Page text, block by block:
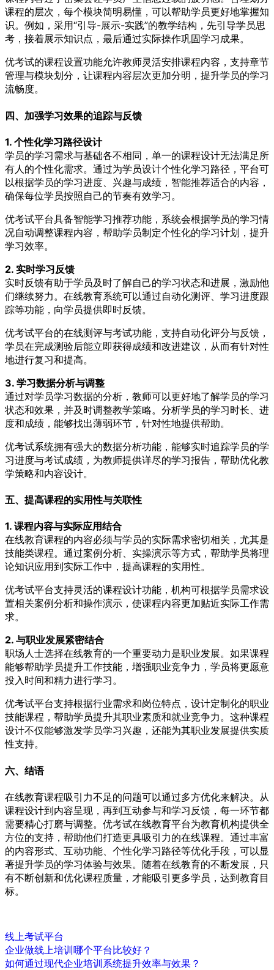
课程的层次，每个模块简明易懂，可以帮助学员更好地掌握知
识。例如，采用“引导-展示-实践”的教学结构，先引导学员思
考，接着展示知识点，最后通过实际操作巩固学习成果。
优考试的课程设置功能允许教师灵活安排课程内容，支持章节
管理与模块划分，让课程内容层次更加分明，提升学员的学习
流畅度。
四、加强学习效果的追踪与反馈
1. 个性化学习路径设计
学员的学习需求与基础各不相同，单一的课程设计无法满足所
有人的个性化需求。通过为学员设计个性化学习路径，平台可
以根据学员的学习进度、兴趣与成绩，智能推荐适合的内容，
确保每位学员按照自己的节奏有效学习。
优考试平台具备智能学习推荐功能，系统会根据学员的学习情
况自动调整课程内容，帮助学员制定个性化的学习计划，提升
学习效率。
2. 实时学习反馈
实时反馈有助于学员及时了解自己的学习状态和进展，激励他
们继续努力。在线教育系统可以通过自动化测评、学习进度跟
踪等功能，向学员提供即时反馈。
优考试平台的在线测评与考试功能，支持自动化评分与反馈，
学员在完成测验后能立即获得成绩和改进建议，从而有针对性
地进行复习和提高。
3. 学习数据分析与调整
通过对学员学习数据的分析，教师可以更好地了解学员的学习
状态和效果，并及时调整教学策略。分析学员的学习时长、进
度和成绩，能够找出薄弱环节，针对性地提供帮助。
优考试系统拥有强大的数据分析功能，能够实时追踪学员的学
习进度与考试成绩，为教师提供详尽的学习报告，帮助优化教
学策略和内容设计。
五、提高课程的实用性与关联性
1. 课程内容与实际应用结合
在线教育课程的内容必须与学员的实际需求密切相关，尤其是
技能类课程。通过案例分析、实操演示等方式，帮助学员将理
论知识应用到实际工作中，提高课程的实用性。
优考试平台支持灵活的课程设计功能，机构可根据学员需求设
置相关案例分析和操作演示，使课程内容更加贴近实际工作需
求。
2. 与职业发展紧密结合
职场人士选择在线教育的一个重要动力是职业发展。如果课程
能够帮助学员提升工作技能，增强职业竞争力，学员将更愿意
投入时间和精力进行学习。
优考试平台支持根据行业需求和岗位特点，设计定制化的职业
技能课程，帮助学员提升其职业素质和就业竞争力。这种课程
设计不仅能够激发学员学习兴趣，还能为其职业发展提供实质
性支持。
六、结语
在线教育课程吸引力不足的问题可以通过多方优化来解决。从
课程设计到内容呈现，再到互动参与和学习反馈，每一环节都
需要精心打磨与调整。优考试在线教育平台为教育机构提供全
方位的支持，帮助他们打造更具吸引力的在线课程。通过丰富
的内容形式、互动功能、个性化学习路径等优化手段，可以显
著提升学员的学习体验与效果。随着在线教育的不断发展，只
有不断创新和优化课程质量，才能吸引更多学员，达到教育目
标。
线上考试平台
企业做线上培训哪个平台比较好？
如何通过现代企业培训系统提升效率与效果？